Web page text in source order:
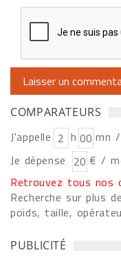
COMPARATEURS
J'appelle h
mn
Je dépense
€ /
Retrouvez tous nos
Recherche sur plus
poids, taille,
PUBLICITÉ